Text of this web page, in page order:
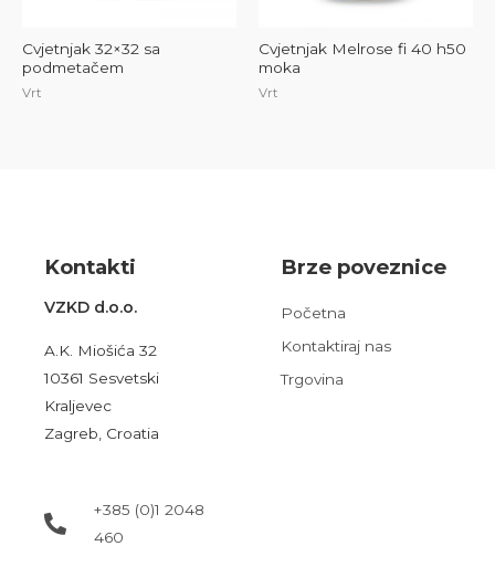
Cvjetnjak 32×32 sa
podmetačem
Vrt
Cvjetnjak Melrose fi 40 h50
moka
Vrt
Kontakti
VZKD d.o.o.
A.K. Miošića 32
10361 Sesvetski
Kraljevec
Zagreb, Croatia
+385 (0)1 2048
460
Brze poveznice
Početna
Kontaktiraj nas
Trgovina